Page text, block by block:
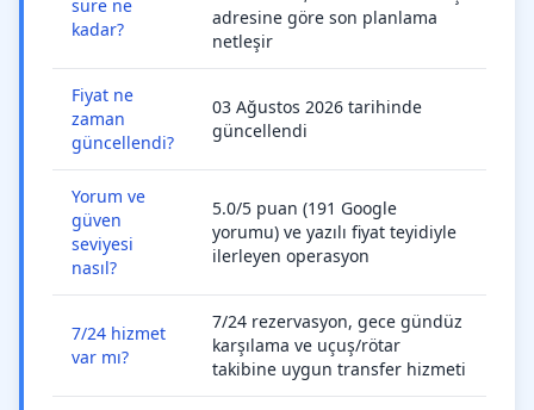
süre ne
kadar?
adresine göre son planlama
netleşir
Fiyat ne
zaman
güncellendi?
03 Ağustos 2026 tarihinde
güncellendi
Yorum ve
güven
seviyesi
nasıl?
5.0/5 puan (191 Google
yorumu) ve yazılı fiyat teyidiyle
ilerleyen operasyon
7/24 hizmet
var mı?
7/24 rezervasyon, gece gündüz
karşılama ve uçuş/rötar
takibine uygun transfer hizmeti